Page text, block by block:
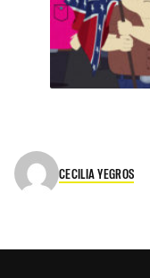
CECILIA YEGROS